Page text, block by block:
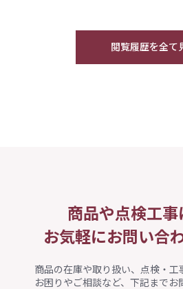
閲覧履歴を全て
商品や点検工事
お気軽にお問い合
商品の在庫や取り扱い、点検・工
お困りやご相談など、下記までお